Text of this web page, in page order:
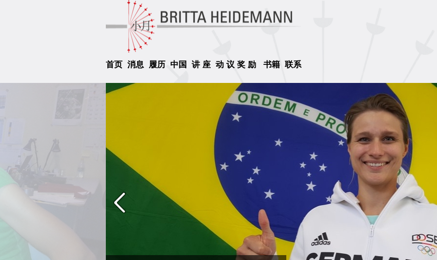
首页 消息 履历 中国 讲 座 动 议 奖 励 书籍 联系